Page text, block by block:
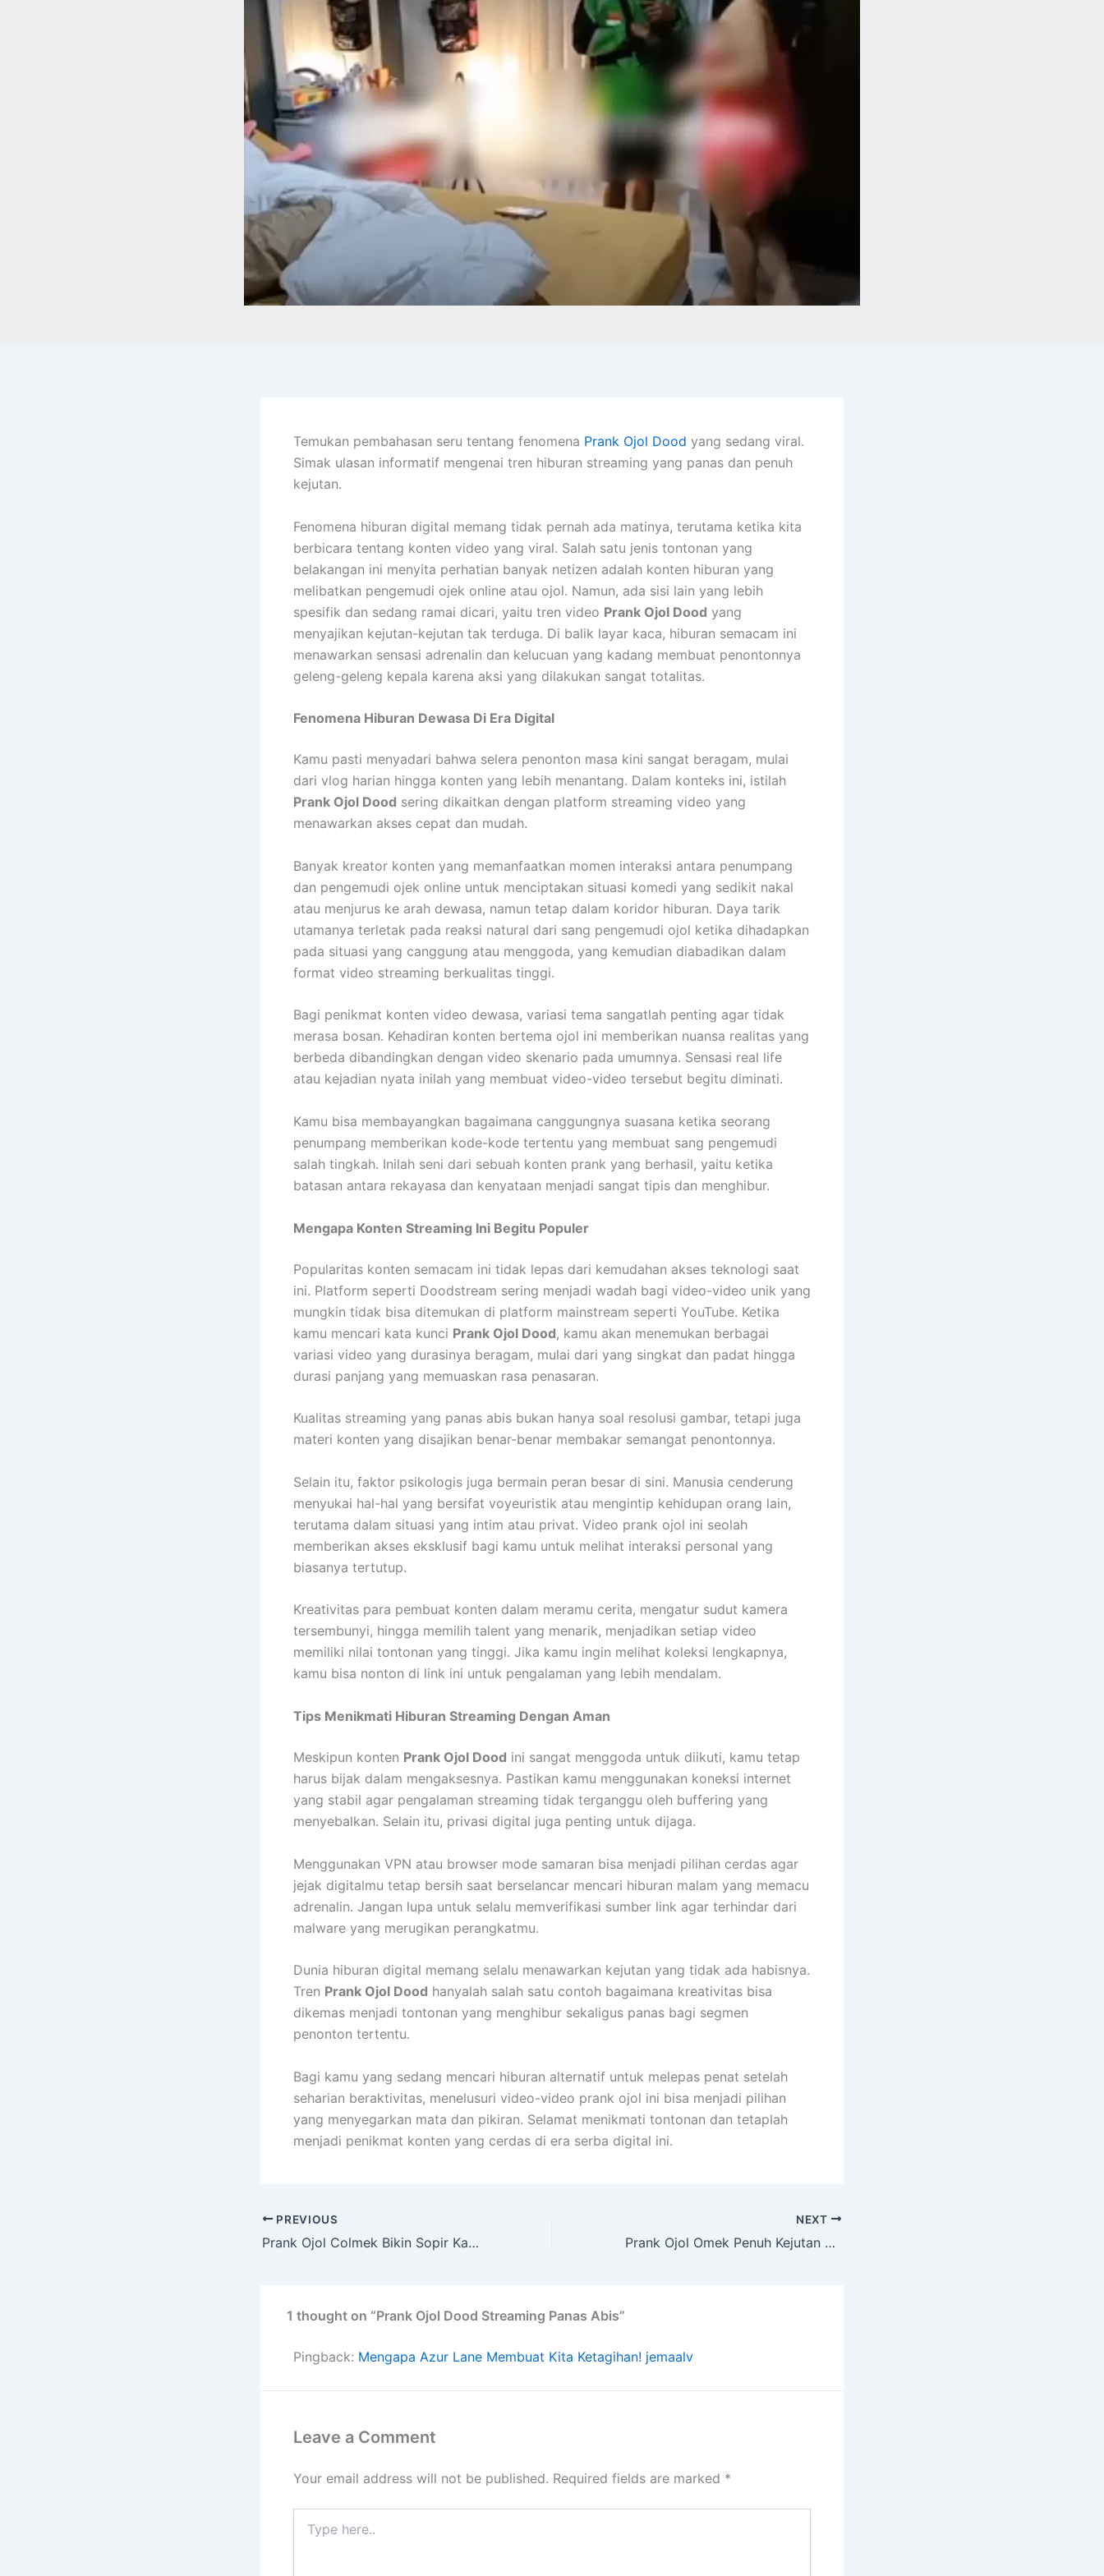
Temukan pembahasan seru tentang fenomena Prank Ojol Dood yang sedang viral.
Simak ulasan informatif mengenai tren hiburan streaming yang panas dan penuh
kejutan.
Fenomena hiburan digital memang tidak pernah ada matinya, terutama ketika kita
berbicara tentang konten video yang viral. Salah satu jenis tontonan yang
belakangan ini menyita perhatian banyak netizen adalah konten hiburan yang
melibatkan pengemudi ojek online atau ojol. Namun, ada sisi lain yang lebih
spesifik dan sedang ramai dicari, yaitu tren video Prank Ojol Dood yang
menyajikan kejutan-kejutan tak terduga. Di balik layar kaca, hiburan semacam ini
menawarkan sensasi adrenalin dan kelucuan yang kadang membuat penontonnya
geleng-geleng kepala karena aksi yang dilakukan sangat totalitas.
Fenomena Hiburan Dewasa Di Era Digital
Kamu pasti menyadari bahwa selera penonton masa kini sangat beragam, mulai
dari vlog harian hingga konten yang lebih menantang. Dalam konteks ini, istilah
Prank Ojol Dood sering dikaitkan dengan platform streaming video yang
menawarkan akses cepat dan mudah.
Banyak kreator konten yang memanfaatkan momen interaksi antara penumpang
dan pengemudi ojek online untuk menciptakan situasi komedi yang sedikit nakal
atau menjurus ke arah dewasa, namun tetap dalam koridor hiburan. Daya tarik
utamanya terletak pada reaksi natural dari sang pengemudi ojol ketika dihadapkan
pada situasi yang canggung atau menggoda, yang kemudian diabadikan dalam
format video streaming berkualitas tinggi.
Bagi penikmat konten video dewasa, variasi tema sangatlah penting agar tidak
merasa bosan. Kehadiran konten bertema ojol ini memberikan nuansa realitas yang
berbeda dibandingkan dengan video skenario pada umumnya. Sensasi real life
atau kejadian nyata inilah yang membuat video-video tersebut begitu diminati.
Kamu bisa membayangkan bagaimana canggungnya suasana ketika seorang
penumpang memberikan kode-kode tertentu yang membuat sang pengemudi
salah tingkah. Inilah seni dari sebuah konten prank yang berhasil, yaitu ketika
batasan antara rekayasa dan kenyataan menjadi sangat tipis dan menghibur.
Mengapa Konten Streaming Ini Begitu Populer
Popularitas konten semacam ini tidak lepas dari kemudahan akses teknologi saat
ini. Platform seperti Doodstream sering menjadi wadah bagi video-video unik yang
mungkin tidak bisa ditemukan di platform mainstream seperti YouTube. Ketika
kamu mencari kata kunci Prank Ojol Dood, kamu akan menemukan berbagai
variasi video yang durasinya beragam, mulai dari yang singkat dan padat hingga
durasi panjang yang memuaskan rasa penasaran.
Kualitas streaming yang panas abis bukan hanya soal resolusi gambar, tetapi juga
materi konten yang disajikan benar-benar membakar semangat penontonnya.
Selain itu, faktor psikologis juga bermain peran besar di sini. Manusia cenderung
menyukai hal-hal yang bersifat voyeuristik atau mengintip kehidupan orang lain,
terutama dalam situasi yang intim atau privat. Video prank ojol ini seolah
memberikan akses eksklusif bagi kamu untuk melihat interaksi personal yang
biasanya tertutup.
Kreativitas para pembuat konten dalam meramu cerita, mengatur sudut kamera
tersembunyi, hingga memilih talent yang menarik, menjadikan setiap video
memiliki nilai tontonan yang tinggi. Jika kamu ingin melihat koleksi lengkapnya,
kamu bisa nonton di link ini untuk pengalaman yang lebih mendalam.
Tips Menikmati Hiburan Streaming Dengan Aman
Meskipun konten Prank Ojol Dood ini sangat menggoda untuk diikuti, kamu tetap
harus bijak dalam mengaksesnya. Pastikan kamu menggunakan koneksi internet
yang stabil agar pengalaman streaming tidak terganggu oleh buffering yang
menyebalkan. Selain itu, privasi digital juga penting untuk dijaga.
Menggunakan VPN atau browser mode samaran bisa menjadi pilihan cerdas agar
jejak digitalmu tetap bersih saat berselancar mencari hiburan malam yang memacu
adrenalin. Jangan lupa untuk selalu memverifikasi sumber link agar terhindar dari
malware yang merugikan perangkatmu.
Dunia hiburan digital memang selalu menawarkan kejutan yang tidak ada habisnya.
Tren Prank Ojol Dood hanyalah salah satu contoh bagaimana kreativitas bisa
dikemas menjadi tontonan yang menghibur sekaligus panas bagi segmen
penonton tertentu.
Bagi kamu yang sedang mencari hiburan alternatif untuk melepas penat setelah
seharian beraktivitas, menelusuri video-video prank ojol ini bisa menjadi pilihan
yang menyegarkan mata dan pikiran. Selamat menikmati tontonan dan tetaplah
menjadi penikmat konten yang cerdas di era serba digital ini.
PREVIOUS
Prank Ojol Colmek Bikin Sopir Kaget
NEXT
Prank Ojol Omek Penuh Kejutan Panas
1 thought on “Prank Ojol Dood Streaming Panas Abis”
Pingback: Mengapa Azur Lane Membuat Kita Ketagihan! jemaalv
Leave a Comment
Your email address will not be published. Required fields are marked *
here..